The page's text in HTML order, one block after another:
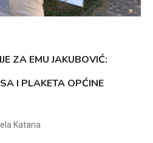
ZA EMU JAKUBOVIĆ:
I PLAKETA OPĆINE
Katana